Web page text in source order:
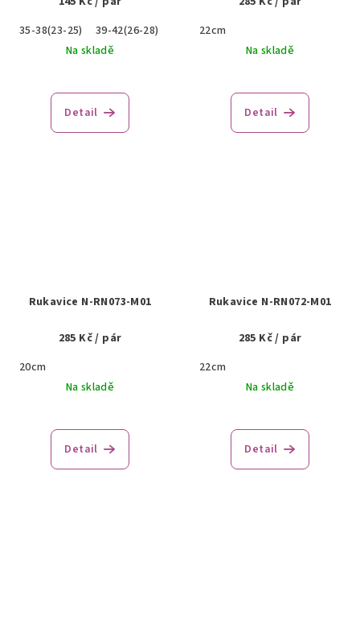
35-38(23-25)
39-42(26-28)
Na skladě
Detail
22cm
Na skladě
Detail
Rukavice N-RN073-M01
285 Kč/ pár
20cm
Na skladě
Detail
Rukavice N-RN072-M01
285 Kč/ pár
22cm
Na skladě
Detail